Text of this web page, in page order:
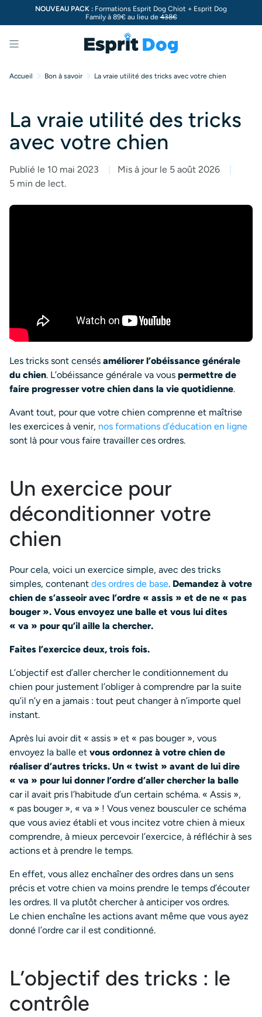
NOUVEAU PACK : Formations Esprit Dog Chiot + Esprit Dog
Family à 89€ au lieu de438€
Menu
Accueil Bon à savoir La vraie utilité des tricks avec votre chien
La vraie utilité des tricks
avec votre chien
Publié le 10 mai 2023
Mis à jour le 5 août 2026
5 min de lect.
Les tricks sont censés améliorer l’obéissance générale
du chien. L’obéissance générale va vous permettre de
faire progresser votre chien dans la vie quotidienne.
Avant tout, pour que votre chien comprenne et maîtrise
les exercices à venir, nos formations d’éducation en ligne
sont là pour vous faire travailler ces ordres.
Un exercice pour
déconditionner votre
chien
Pour cela, voici un exercice simple, avec des tricks
simples, contenant des ordres de base. Demandez à votre
chien de s’asseoir avec l’ordre « assis » et de ne « pas
bouger ». Vous envoyez une balle et vous lui dites
« va » pour qu’il aille la chercher.
Faites l’exercice deux, trois fois.
L’objectif est d’aller chercher le conditionnement du
chien pour justement l’obliger à comprendre par la suite
qu’il n’y en a jamais : tout peut changer à n’importe quel
instant.
Après lui avoir dit « assis » et « pas bouger », vous
envoyez la balle et vous ordonnez à votre chien de
réaliser d’autres tricks. Un « twist » avant de lui dire
« va » pour lui donner l’ordre d’aller chercher la balle
car il avait pris l’habitude d’un certain schéma. « Assis »,
« pas bouger », « va » ! Vous venez bousculer ce schéma
que vous aviez établi et vous incitez votre chien à mieux
comprendre, à mieux percevoir l’exercice, à réfléchir à ses
actions et à prendre le temps.
En effet, vous allez enchaîner des ordres dans un sens
précis et votre chien va moins prendre le temps d’écouter
les ordres. Il va plutôt chercher à anticiper vos ordres.
Le chien enchaîne les actions avant même que vous ayez
donné l’ordre car il est conditionné.
L’objectif des tricks : le
contrôle